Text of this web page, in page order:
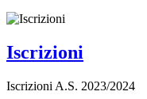
Iscrizioni
Iscrizioni A.S. 2023/2024